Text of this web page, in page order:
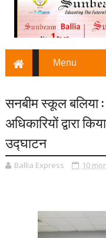
सनबीम स्कूल
अधिकारियों द्वारा
उद्घाटन
Ballia Express 10